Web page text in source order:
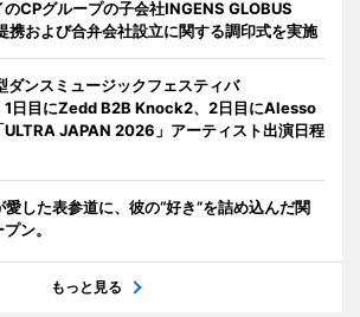
CPグループの子会社INGENS GLOBUS
携および合弁会社設立に関する調印式を実施
ダンスミュージックフェスティバ
B2B Knock2、2日目にAlesso
JAPAN 2026」アーティスト出演日程
した表参道に、彼の“好き”を詰め込んだ関
ン。
もっと見る